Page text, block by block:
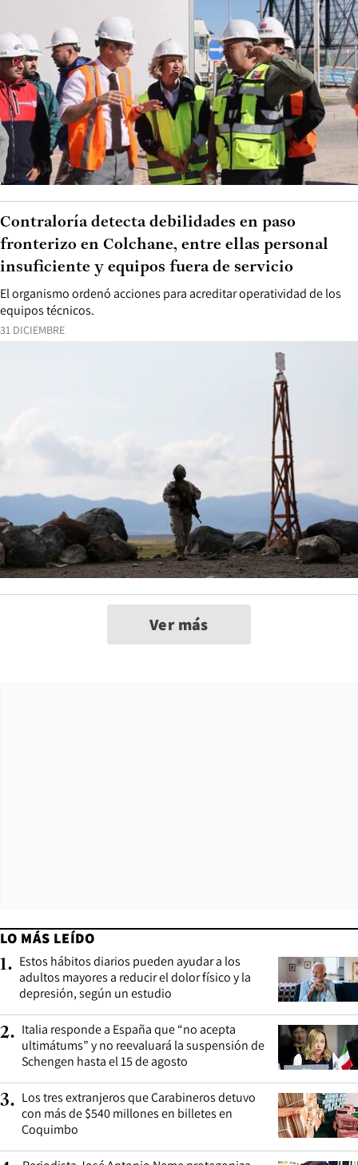
31 DICIEMBRE
El organismo ordenó acciones para acreditar operatividad de los
equipos técnicos.
Contraloría detecta debilidades en paso
fronterizo en Colchane, entre ellas personal
insuficiente y equipos fuera de servicio
Ver más
LO MÁS LEÍDO
1. Estos hábitos diarios pueden ayudar a los
adultos mayores a reducir el dolor físico y la
depresión, según un estudio
2. Italia responde a España que “no acepta
ultimátums” y no reevaluará la suspensión de
Schengen hasta el 15 de agosto
3. Los tres extranjeros que Carabineros detuvo
con más de $540 millones en billetes en
Coquimbo